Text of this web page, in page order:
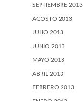
SEPTIEMBRE 2013
AGOSTO 2013
JULIO 2013
JUNIO 2013
MAYO 2013
ABRIL 2013
FEBRERO 2013